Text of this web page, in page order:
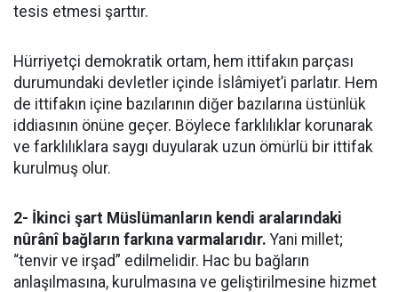
tesis etmesi şarttır.
Hürriyetçi demokratik ortam, hem ittifakın parçası
durumundaki devletler içinde İslâmiyet’i parlatır. Hem
de ittifakın içine bazılarının diğer bazılarına üstünlük
iddiasının önüne geçer. Böylece farklılıklar korunarak
ve farklılıklara saygı duyularak uzun ömürlü bir ittifak
kurulmuş olur.
2- İkinci şart Müslümanların kendi aralarındaki
nûrânî bağların farkına varmalarıdır. Yani millet;
“tenvir ve irşad” edilmelidir. Hac bu bağların
anlaşılmasına, kurulmasına ve geliştirilmesine hizmet